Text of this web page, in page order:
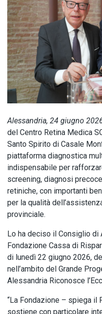
Alessandria, 24 giugno
del Centro Retina Medica
Santo Spirito di Casale
piattaforma diagnostica
indispensabile per
screening, diagnosi
retiniche, con importanti
per la qualità
provinciale.
Lo ha deciso il Consiglio di
Fondazione Cassa di
di lunedì 22 giugno 2026,
nell’ambito del Grande
Alessandria Riconosce
“La Fondazione – spiega il
sostiene con particolare